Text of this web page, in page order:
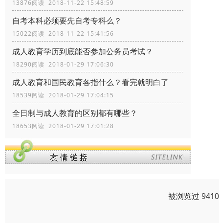
13876阅读 2018-11-22 15:48:59
自考本科必须要先自考专科么？
15022阅读 2018-11-22 15:41:56
成人教育学历到底能否参加公务员考试？
18290阅读 2018-01-29 17:06:30
成人教育和国民教育各指什么？看完就明白了
18539阅读 2018-01-29 17:04:15
全日制与成人教育的区别都有哪些？
18653阅读 2018-01-29 17:01:28
被浏览过